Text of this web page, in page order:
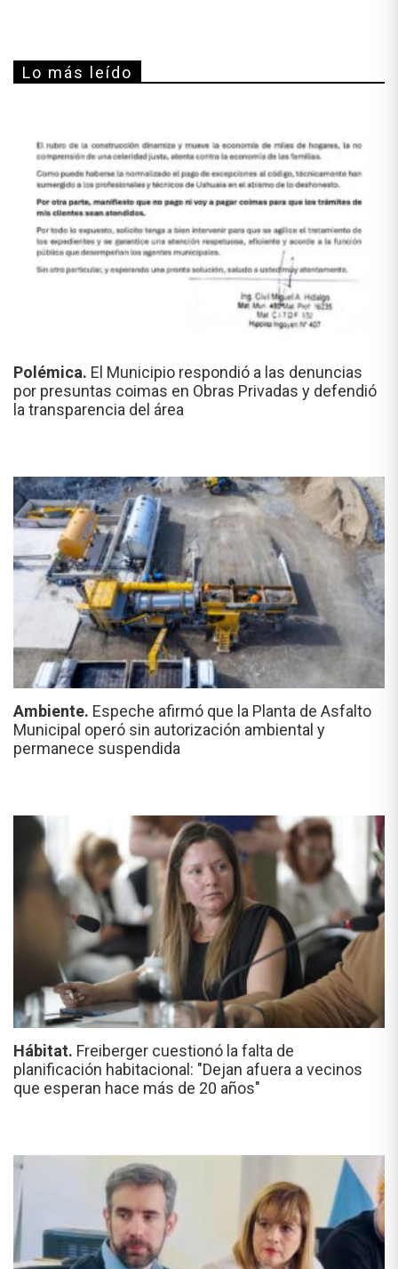
Lo más leído
Polémica. El Municipio respondió a las denuncias
por presuntas coimas en Obras Privadas y defendió
la transparencia del área
Ambiente. Espeche afirmó que la Planta de Asfalto
Municipal operó sin autorización ambiental y
permanece suspendida
Hábitat. Freiberger cuestionó la falta de
planificación habitacional: "Dejan afuera a vecinos
que esperan hace más de 20 años"